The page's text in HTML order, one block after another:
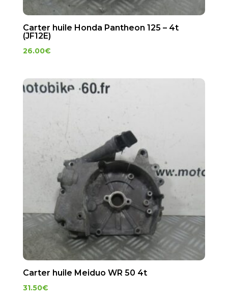
Carter huile Honda Pantheon 125 – 4t
(JF12E)
26.00€
Carter huile Meiduo WR 50 4t
31.50€